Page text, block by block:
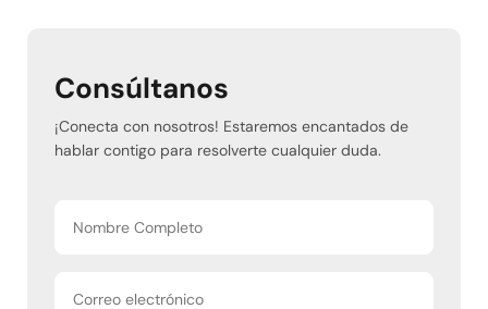
Consúltanos
¡Conecta con nosotros! Estaremos encantados de
hablar contigo para resolverte cualquier duda.